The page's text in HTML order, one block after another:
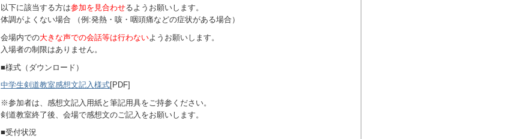
以下に該当する方は参加を見合わせるようお願いします。
体調がよくない場合 （例:発熱・咳・咽頭痛などの症状がある場合）
会場内での大きな声での会話等は行わないようお願いします。
入場者の制限はありません。
■様式（ダウンロード）
中学生剣道教室感想文記入様式[PDF]
※参加者は、感想文記入用紙と筆記用具をご持参ください。
剣道教室終了後、会場で感想文のご記入をお願いします。
■受付状況